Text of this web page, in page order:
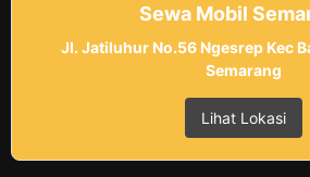
Sewa Mobil
Jl. Jatiluhur No.56 Ngesrep Kec
Semarang
Lihat Lokasi